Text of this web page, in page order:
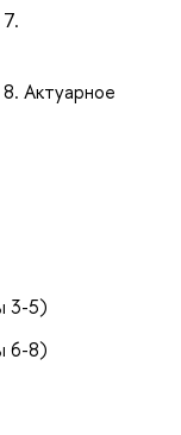
Актуарное
3-5)
6-8)